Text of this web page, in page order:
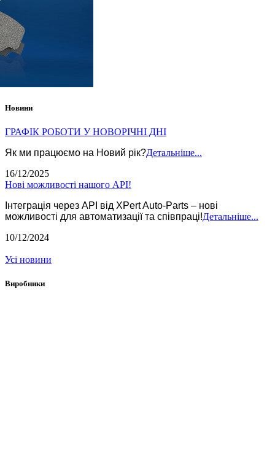
Новини
ГРАФІК РОБОТИ У НОВОРІЧНІ ДНІ
Як ми працюємо на Новий рік?Детальніше...
16/12/2025
Нові можливості нашого API!
Інтеграція через API від XPert Auto-Parts – нові
можливості для автоматизації та співпраці!Детальніше...
10/12/2024
Усі новини
Виробники